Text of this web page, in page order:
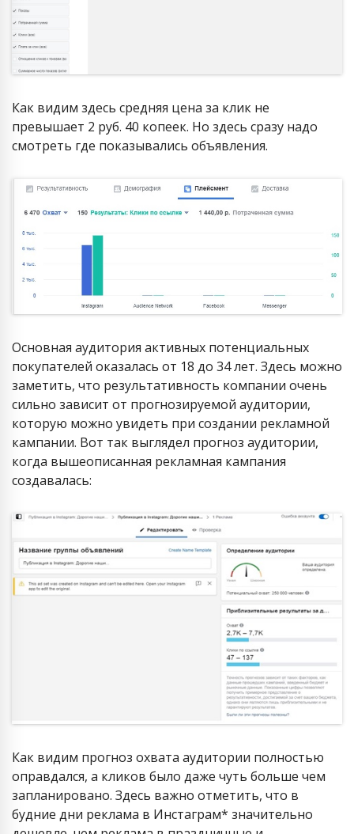
Как видим здесь средняя цена за клик не
превышает 2 руб. 40 копеек. Но здесь сразу надо
смотреть где показывались объявления.
Основная аудитория активных потенциальных
покупателей оказалась от 18 до 34 лет. Здесь можно
заметить, что результативность компании очень
сильно зависит от прогнозируемой аудитории,
которую можно увидеть при создании рекламной
кампании. Вот так выглядел прогноз аудитории,
когда вышеописанная рекламная кампания
создавалась:
Как видим прогноз охвата аудитории полностью
оправдался, а кликов было даже чуть больше чем
запланировано. Здесь важно отметить, что в
будние дни реклама в Инстаграм* значительно